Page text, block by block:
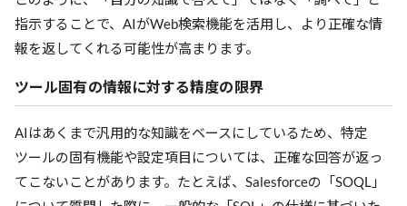
指示することで、AIがWeb検索機能を活用し、より正確な情
報を返してくれる可能性が高まります。
ツール固有の情報に対する精度の限界
AIはあくまで汎用的な知識をベースにしているため、特定
ツールの固有機能や設定項目については、正確な回答が返っ
てこないことがあります。たとえば、Salesforceの「SOQL」